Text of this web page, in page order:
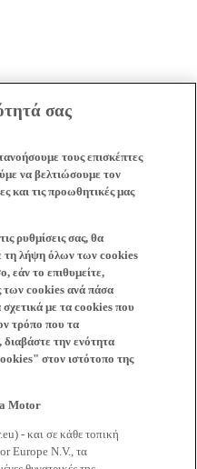
σας
τους επισκέπτες
να βελτιώσουμε τον
και τις προωθητικές μας
ρυθμίσεις σας, θα
τη λήψη όλων των cookies
εάν το επιθυμείτε,
των cookies ανά πάσα
σχετικά με τα cookies που
τρόπο που τα
την ενότητα
στον ιστότοπο της
Motor
- και σε κάθε τοπική
Europe N.V., τα